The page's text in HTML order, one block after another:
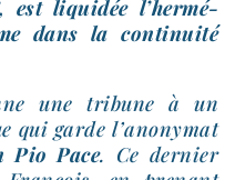
est liqui­dée l’her­mé­
dans la conti­nui­té
une tri­bune à un
qui garde l’a­no­ny­mat
Pio Pace. Ce der­nier